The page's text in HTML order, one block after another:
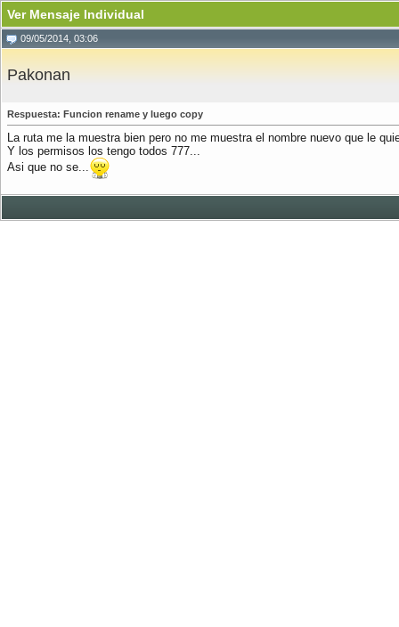
Ver Mensaje Individual
09/05/2014, 03:06
Pakonan
Respuesta: Funcion rename y luego copy
La ruta me la muestra bien pero no me muestra el nombre nuevo que le
Y los permisos los tengo todos 777...
Asi que no se...